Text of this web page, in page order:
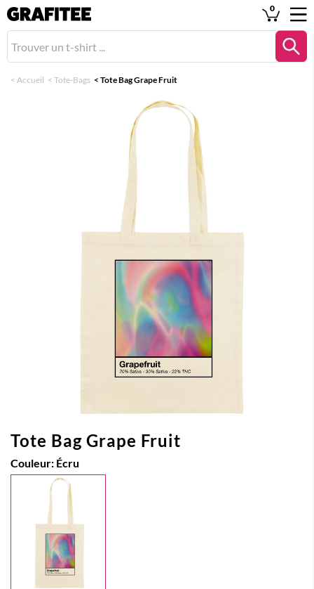
0
< Accueil < Tote-Bags < Tote Bag Grape Fruit
Tote Bag Grape Fruit
Couleur: Écru